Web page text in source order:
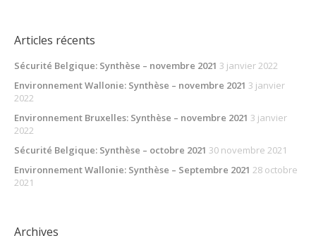
Articles récents
Sécurité Belgique: Synthèse – novembre 2021 3 janvier 2022
Environnement Wallonie: Synthèse – novembre 2021 3 janvier
2022
Environnement Bruxelles: Synthèse – novembre 2021 3 janvier
2022
Sécurité Belgique: Synthèse – octobre 2021 30 novembre 2021
Environnement Wallonie: Synthèse – Septembre 2021 28 octobre
2021
Archives